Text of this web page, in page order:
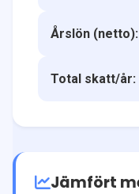
Årslön (netto):
Total skatt/år:
Jämfört